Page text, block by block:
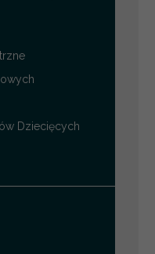
Dziecięcych